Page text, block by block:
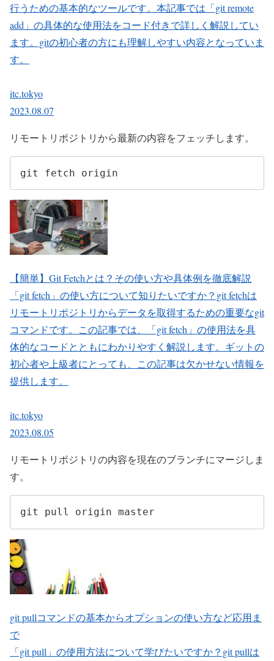
行うための基本的なツールです。本記事では「git remote
add」の具体的な使用法をコード付きで詳しく解説してい
ます。gitの初心者の方にも理解しやすい内容となっていま
す。
itc.tokyo
2023.08.07
リモートリポジトリから最新の内容をフェッチします。
git fetch origin
【簡単】Git Fetchとは？その使い方や具体例を徹底解説
「git fetch」の使い方について知りたいですか？git fetchは
リモートリポジトリからデータを取得するための重要なgit
コマンドです。この記事では、「git fetch」の使用法を具
体的なコードとともにわかりやすく解説します。ギットの
初心者や上級者にとっても、この記事は欠かせない情報を
提供します。
itc.tokyo
2023.08.05
リモートリポジトリの内容を現在のブランチにマージしま
す。
git pull origin master
git pullコマンドの基本からオプションの使い方など応用ま
で
「git pull」の使用方法について学びたいですか？git pullは